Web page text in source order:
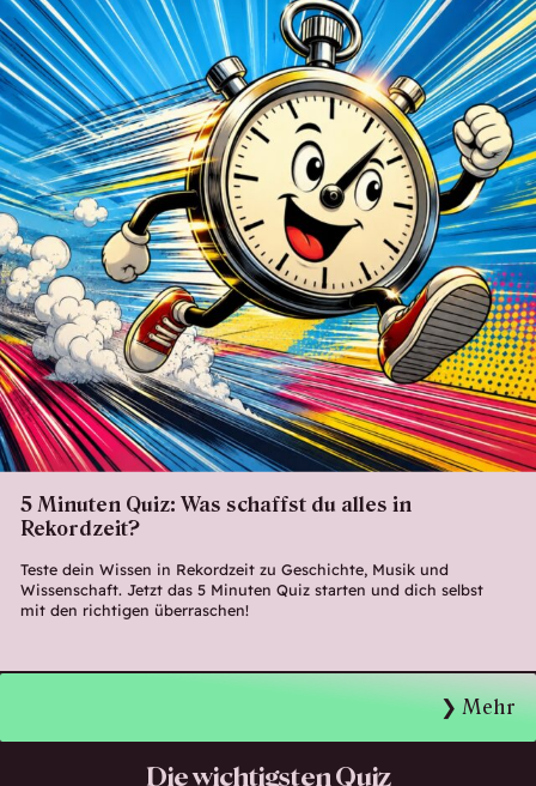
5 Minuten Quiz: Was schaffst du alles in
Rekordzeit?
Teste dein Wissen in Rekordzeit zu Geschichte, Musik und
Wissenschaft. Jetzt das 5 Minuten Quiz starten und dich selbst
mit den richtigen überraschen!
Mehr
Die wichtigsten Quiz